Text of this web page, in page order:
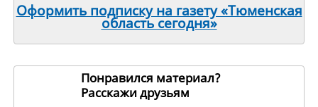
Оформить подписку на газету «Тюменская
область сегодня»
Понравился материал?
Расскажи друзьям